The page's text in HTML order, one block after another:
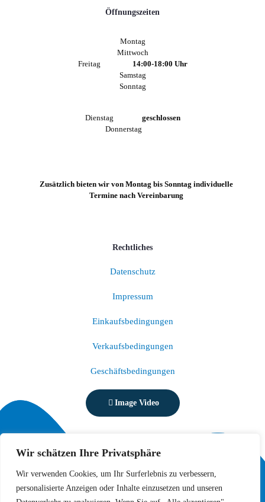
Wir schätzen Ihre Privatsphäre
Wir verwenden Cookies, um Ihr Surferlebnis zu verbessern,
personalisierte Anzeigen oder Inhalte einzusetzen und unseren
Öffnungszeiten
Montag
Mittwoch
Freitag 14:00-18:00 Uhr
Samstag
Sonntag
Dienstag geschlossen
Donnerstag
Zusätzlich bieten wir von Montag bis Sonntag individuelle
Termine nach Vereinbarung
Rechtliches
Datenschutz
Impressum
Einkaufsbedingungen
Verkaufsbedingungen
Geschäftsbedingungen
Image Video